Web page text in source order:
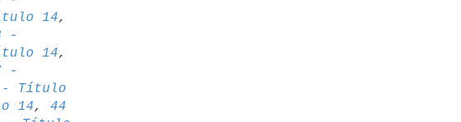
14
-
14
-
- Título
14, 44